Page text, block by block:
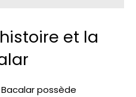
et la
possède